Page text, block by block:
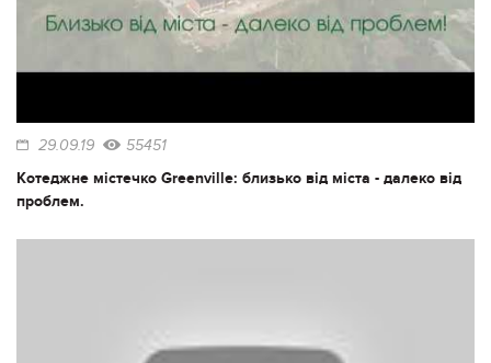
29.09.19 55451
Котеджне містечко Greenville: близько від міста - далеко від
проблем.